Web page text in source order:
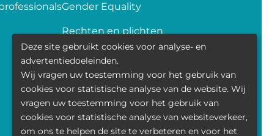
Gender Equality
Rechten en plichten
Delen van gegevens
Transparence
Politique de la vie privée
Deze site gebruikt cookies voor analyse- en
advertentiedoeleinden.
Wij vragen uw toestemming voor het gebruik van
cookies voor statistische analyse van de website. Wij
vragen uw toestemming voor het gebruik van
cookies voor statistische analyse van websiteverkeer,
om ons te helpen de site te verbeteren en voor het